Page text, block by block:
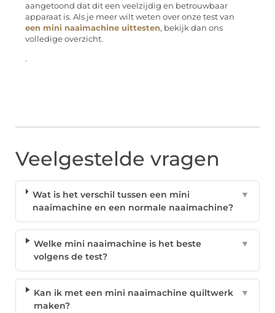
aangetoond dat dit een veelzijdig en betrouwbaar
apparaat is. Als je meer wilt weten over onze test van
een mini naaimachine uittesten, bekijk dan ons
volledige overzicht.
.
Veelgestelde vragen
Wat is het verschil tussen een mini
naaimachine en een normale naaimachine?
▼
Welke mini naaimachine is het beste
volgens de test?
▼
Kan ik met een mini naaimachine quiltwerk
maken?
▼